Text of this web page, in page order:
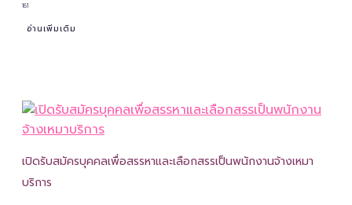
161
อ่านเพิ่มเติม
เปิดรับสมัครบุคคลเพื่อสรรหาและเลือกสรรเป็นพนักงานจ้างเหมา
บริการ